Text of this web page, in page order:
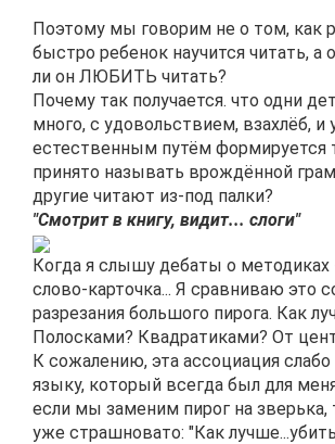
Поэтому мы говорим не о том, как
быстро ребенок научится читать, а
ли он ЛЮБИТЬ читать?
Почему так получается. что одни
много, с удовольствием, взахлёб, и
естественным путём формируется
принято называть врождённой
другие читают из-под палки?
"Смотрит в книгу, видит... слоги"
Когда я слышу дебаты о методиках
слово-карточка... Я сравниваю это
разрезания большого пирога. Как
Полосками? Квадратиками? От
К сожалению, эта ассоциация
языку, который всегда был для
если мы заменим пирог на зверька,
уже страшновато: "Как